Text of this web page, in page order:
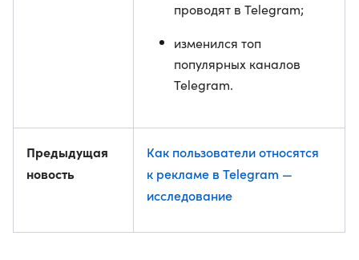
проводят в Telegram;
изменился топ
популярных каналов
Telegram.
Предыдущая
новость
Как пользователи относятся
к рекламе в Telegram —
исследование